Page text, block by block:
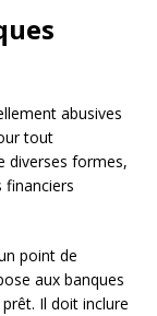
abusives
tout
diverses formes,
financiers
point de
aux banques
Il doit inclure